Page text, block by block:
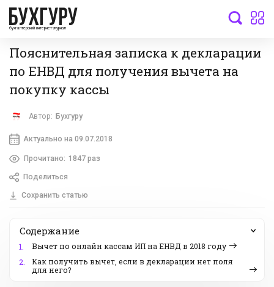
бухгалтерский интернет-журнал
Пояснительная записка к декларации
по ЕНВД для получения вычета на
покупку кассы
Автор: Бухгуру
Актуально на 09.07.2018
Прочитано: 1847 раз
Поделиться
Сохранить статью
Содержание
1.
Вычет по онлайн кассам ИП на ЕНВД в 2018 году
2.
Как получить вычет, если в декларации нет поля
для него?